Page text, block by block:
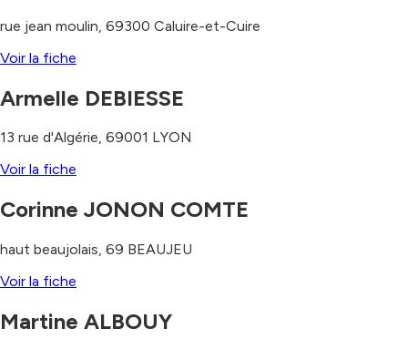
rue jean moulin 69300 Caluire-et-Cuire
Voir la fiche
Armelle DEBIESSE
13 rue d'Algérie, 69001 LYON
Voir la fiche
Corinne JONON COMTE
haut beaujolais, 69 BEAUJEU
Voir la fiche
Martine ALBOUY